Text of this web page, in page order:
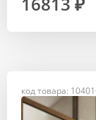
код товара: